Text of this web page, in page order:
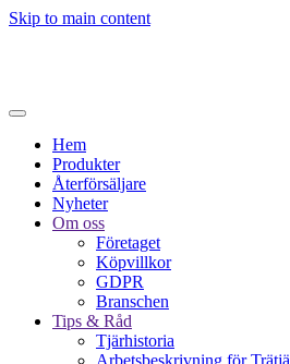
Skip to main content
Hem
Produkter
Återförsäljare
Nyheter
Om oss
Företaget
Köpvillkor
GDPR
Branschen
Tips & Råd
Tjärhistoria
Arbetsbeskrivning för